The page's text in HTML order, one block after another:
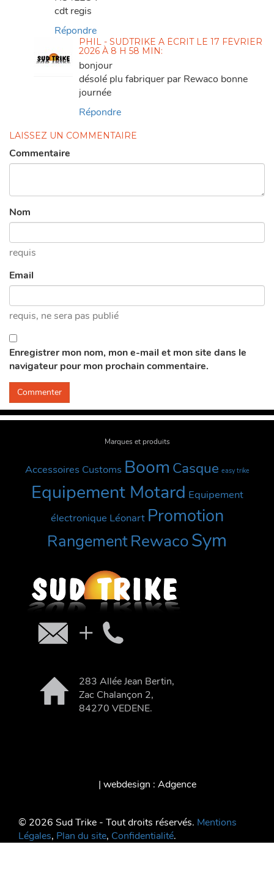
cdt regis
Répondre
PHIL - SUDTRIKE A ÉCRITLE 17 FÉVRIER
2026 À 8 H 58 MIN:
bonjour
désolé plu fabriquer par Rewaco bonne
journée
Répondre
LAISSEZ UN COMMENTAIRE
Commentaire
Nom
requis
Email
requis, ne sera pas publié
Enregistrer mon nom, mon e-mail et mon site dans le
navigateur pour mon prochain commentaire.
Marques et produits
Accessoires Customs Boom Casque easy trike
Equipement Motard Equipement
électronique Léonart Promotion
RangementRewacoSym
283 Allée Jean Bertin,
Zac Chalançon 2,
84270 VEDENE.
| webdesign : Adgence
© 2026 Sud Trike - Tout droits réservés. Mentions
Légales, Plan du site, Confidentialité.